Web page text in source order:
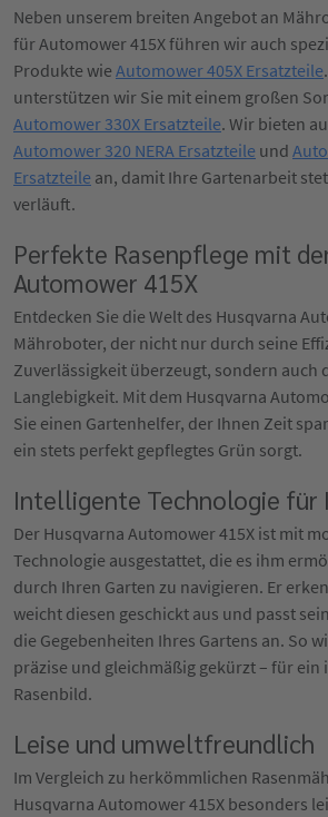
Neben unserem breiten Angebot an
für Automower 415X führen wir auch
Produkte wie Automower 405X Ersatzteile
unterstützen wir Sie mit einem großen
Automower 330X Ersatzteile. Wir bieten
Automower 320 NERA Ersatzteile und
Ersatzteile an, damit Ihre Gartenarbeit
verläuft.
Perfekte Rasenpflege mit
Automower 415X
Entdecken Sie die Welt des Husqvarna
Mähroboter, der nicht nur durch seine
Zuverlässigkeit überzeugt, sondern auch
Langlebigkeit. Mit dem Husqvarna
Sie einen Gartenhelfer, der Ihnen Zeit
ein stets perfekt gepflegtes Grün sorgt.
Intelligente Technologie für
Der Husqvarna Automower 415X ist mit
Technologie ausgestattet, die es ihm
durch Ihren Garten zu navigieren. Er
weicht diesen geschickt aus und passt
die Gegebenheiten Ihres Gartens an. So
präzise und gleichmäßig gekürzt – für ein
Rasenbild.
Leise und umweltfreundlich
Im Vergleich zu herkömmlichen
Husqvarna Automower 415X besonders